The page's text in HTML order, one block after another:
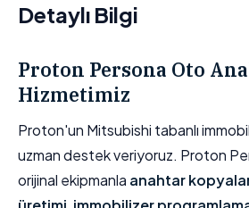
Detaylı Bilgi
Proton Persona Oto
Hizmetimiz
Proton'un Mitsubishi tabanlı
uzman destek veriyoruz. Proton
orijinal ekipmanla anahtar